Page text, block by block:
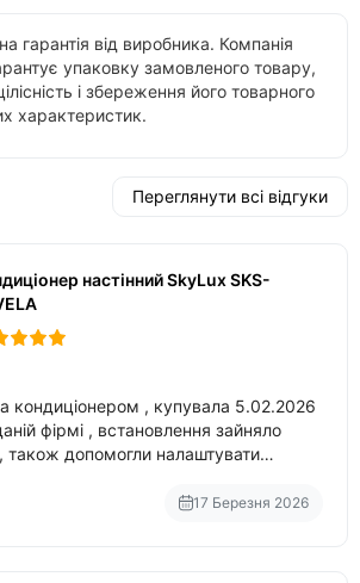
гарантія від виробника. Компанія
упаковку замовленого товару,
і збереження його товарного
характеристик.
Переглянути всі відгуки
настінний SkyLux SKS-
кондиціонером , купувала 5.02.2026
17 Березня 2026